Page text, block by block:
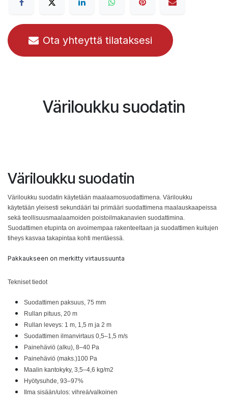
Ota yhteyttä tilataksesi
Väriloukku suodatin
Väriloukku suodatin
Väriloukku suodatin käytetään maalaamosuodattimena. Väriloukku
käytetään yleisesti sekundääri tai primääri suodattimena maalauskaapeissa
sekä teollisuusmaalaamoiden poistoilmakanavien suodattimina.
Suodattimen etupinta on avoimempaa rakenteeltaan ja suodattimen kuitujen
tiheys kasvaa takapintaa kohti mentäessä.
Pakkaukseen on merkitty virtaussuunta
Tekniset tiedot
Suodattimen paksuus, 75 mm
Rullan pituus, 20 m
Rullan leveys: 1 m, 1,5 m ja 2 m
Suodattimen ilmanvirtaus 0,5–1,5 m/s
Painehäviö (alku), 8–40 Pa
Painehäviö (maks.)100 Pa
Maalin kantokyky, 3,5–4,6 kg/m2
Hyötysuhde, 93–97%
Ilma sisään/ulos: vihreä/valkoinen